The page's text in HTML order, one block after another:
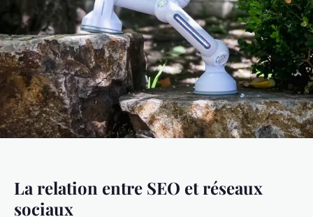
La relation entre SEO et réseaux
sociaux